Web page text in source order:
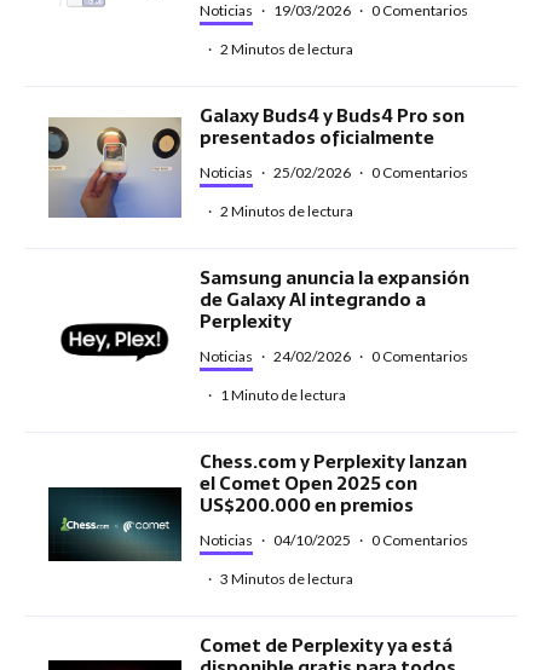
Noticias · 19/03/2026 · 0 Comentarios
· 2 Minutos de lectura
Galaxy Buds4 y Buds4 Pro son
presentados oficialmente
Noticias · 25/02/2026 · 0 Comentarios
· 2 Minutos de lectura
Samsung anuncia la expansión
de Galaxy AI integrando a
Perplexity
Noticias · 24/02/2026 · 0 Comentarios
· 1 Minuto de lectura
Chess.com y Perplexity lanzan
el Comet Open 2025 con
US$200.000 en premios
Noticias · 04/10/2025 · 0 Comentarios
· 3 Minutos de lectura
Comet de Perplexity ya está